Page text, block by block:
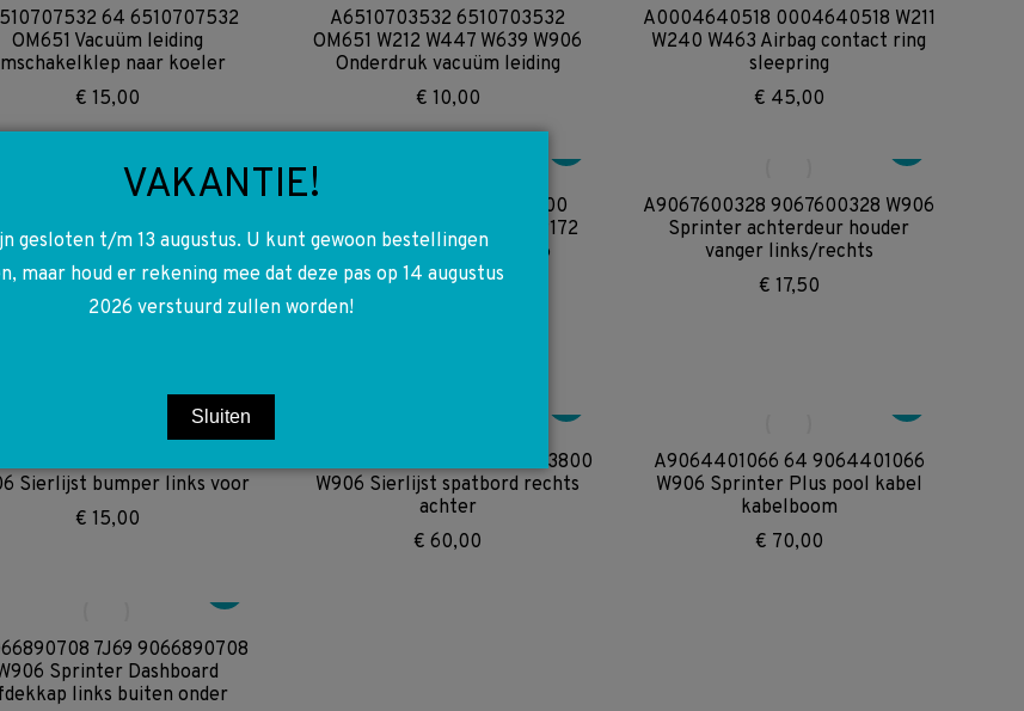
64 6510707532
OM651 Vacuüm leiding
naar koeler
€ 15,00
A6510703532 6510703532
OM651 W212 W447 W639 W906
Onderdruk vacuüm leiding
€ 10,00
A0004640518 0004640518 W211
W240 W463 Airbag contact ring
sleepring
€ 45,00
W116 W123 W124 W126 W163
W202 309 W461 W463 W601
W611 W612 W901 W902
W904 W905 W906 W907
Vacuüm slang
A6512006000 6512006000
OM651 W204 W212 W164 R172
W166 W639 W447 W906
Aansluiting toevoer
A9067600328 9067600328 W906
Sprinter achterdeur houder
vanger links/rechts
€ 17,50
9B51 9066946100
Sierlijst bumper links voor
€ 15,00
A9066943800 9B51 9066943800
W906 Sierlijst spatbord rechts
achter
€ 60,00
A9064401066 64 9064401066
W906 Sprinter Plus pool kabel
kabelboom
€ 70,00
7J69 9066890708
Sprinter Dashboard
links buiten onder
VAKANTIE!
gesloten t/m 13 augustus. U kunt gewoon bestellingen
maar houd er rekening mee dat deze pas op 14 augustus
2026 verstuurd zullen worden!
Sluiten